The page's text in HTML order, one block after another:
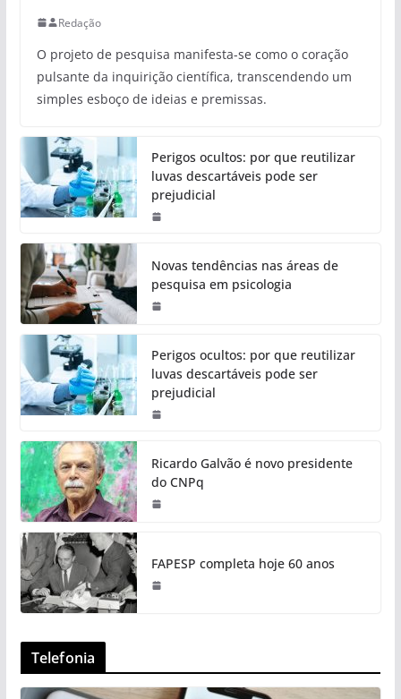
Redação
O projeto de pesquisa manifesta-se como o coração
pulsante da inquirição científica, transcendendo um
simples esboço de ideias e premissas.
Perigos ocultos: por que reutilizar
luvas descartáveis pode ser
prejudicial
Novas tendências nas áreas de
pesquisa em psicologia
Perigos ocultos: por que reutilizar
luvas descartáveis pode ser
prejudicial
Ricardo Galvão é novo presidente
do CNPq
FAPESP completa hoje 60 anos
Telefonia